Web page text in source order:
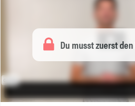
Du musst zuerst